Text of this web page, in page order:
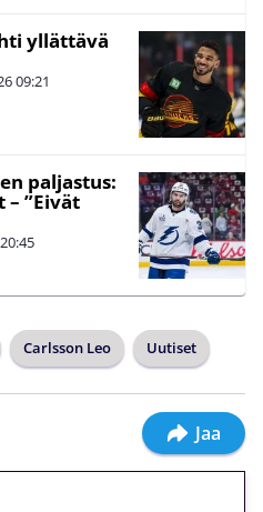
yllättävä
09:21
paljastus:
”Eivät
20:45
Carlsson Leo Uutiset
Jaa